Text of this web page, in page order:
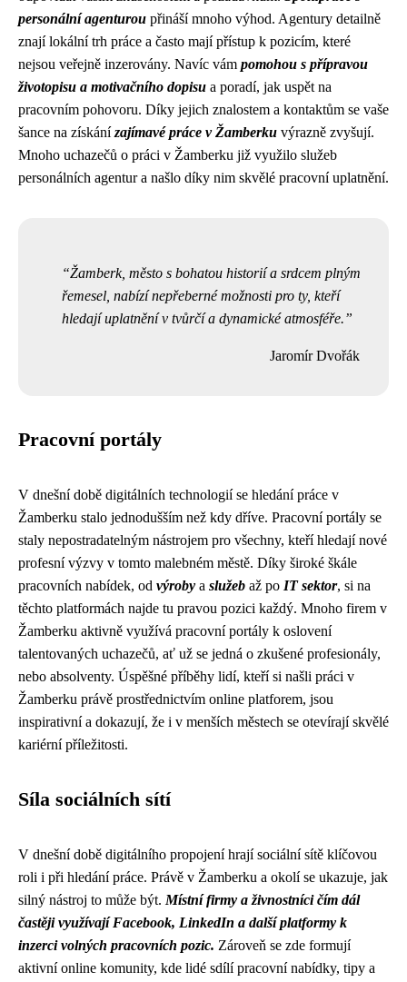
personální agenturou přináší mnoho výhod. Agentury detailně
znají lokální trh práce a často mají přístup k pozicím, které
nejsou veřejně inzerovány. Navíc vám pomohou s přípravou
životopisu a motivačního dopisu a poradí, jak uspět na
pracovním pohovoru. Díky jejich znalostem a kontaktům se vaše
šance na získánízajímavé práce v Žamberku výrazně zvyšují.
Mnoho uchazečů o práci v Žamberku již využilo služeb
personálních agentur a našlo díky nim skvělé pracovní uplatnění.
Žamberk, město s bohatou historií a srdcem plným
řemesel, nabízí nepřeberné možnosti pro ty, kteří
hledají uplatnění v tvůrčí a dynamické atmosféře.
Jaromír Dvořák
Pracovní portály
V dnešní době digitálních technologií se hledání práce v
Žamberku stalo jednodušším než kdy dříve. Pracovní portály se
staly nepostradatelným nástrojem pro všechny, kteří hledají nové
profesní výzvy v tomto malebném městě. Díky široké škále
pracovních nabídek, od výroby a služeb až po IT sektor, si na
těchto platformách najde tu pravou pozici každý. Mnoho firem v
Žamberku aktivně využívá pracovní portály k oslovení
talentovaných uchazečů, ať už se jedná o zkušené profesionály,
nebo absolventy. Úspěšné příběhy lidí, kteří si našli práci v
Žamberku právě prostřednictvím online platforem, jsou
inspirativní a dokazují, že i v menších městech se otevírají skvělé
kariérní příležitosti.
Síla sociálních sítí
V dnešní době digitálního propojení hrají sociální sítě klíčovou
roli i při hledání práce. Právě v Žamberku a okolí se ukazuje, jak
silný nástroj to může být. Místní firmy a živnostníci čím dál
častěji využívají Facebook, LinkedIn a další platformy k
inzerci volných pracovních pozic. Zároveň se zde formují
aktivní online komunity, kde lidé sdílí pracovní nabídky, tipy a